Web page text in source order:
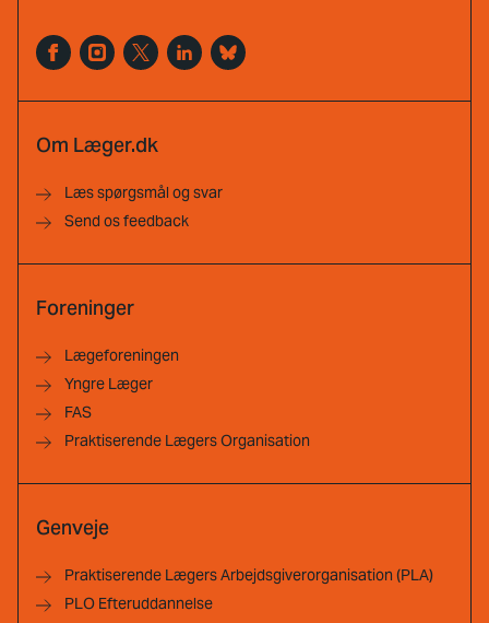
Om Læger.dk
Læs spørgsmål og svar
Send os feedback
Foreninger
Lægeforeningen
Yngre Læger
FAS
Praktiserende Lægers Organisation
Genveje
Praktiserende Lægers Arbejdsgiverorganisation (PLA)
PLO Efteruddannelse